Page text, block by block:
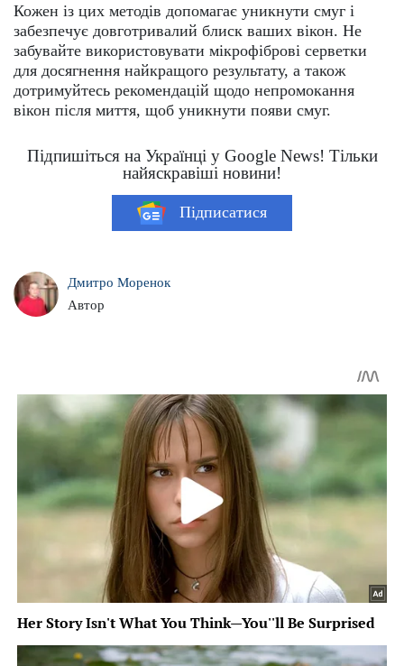
Кожен із цих методів допомагає уникнути смуг і
забезпечує довготривалий блиск ваших вікон. Не
забувайте використовувати мікрофіброві серветки
для досягнення найкращого результату, а також
дотримуйтесь рекомендацій щодо непромокання
вікон після миття, щоб уникнути появи смуг​​.
Підпишіться на Українці у Google News! Тільки
найяскравіші новини!
Підписатися
Дмитро Моренок
Автор